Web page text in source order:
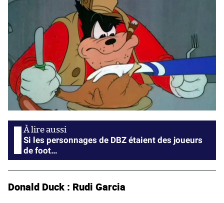
Si les personnages de DBZ étaient des joueurs
de foot…
Donald Duck : Rudi Garcia